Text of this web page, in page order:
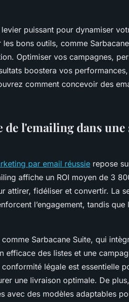
pour
levier puissant pour dynamiser
bons outils, comme
Optimiser vos campagnes,
boostera vos
comment concevoir des
de l'emailing dans
par email réussie repose
affiche un ROI moyen de 3
attirer, fidéliser et convertir. La
l’engagement, tandis
comme Sarbacane Suite, qui
efficace des listes et une
conformité légale est essentielle
une livraison optimale. De
avec des modèles adaptables